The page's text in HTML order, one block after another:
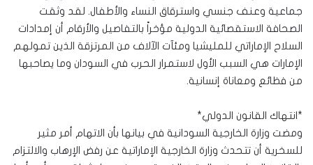
جماعية وعنف جنسي واسترقاق النساء والأطفال. لقد وثقت
الصحافة الاستقصائية الدولية مؤخراً بالتفاصيل والأرقام أن إمدادات
السلاح الإماراتي للمليشيا ومئآت الآلاف من المرتزقة الذين تمولهم
الإمارات هي السبب الأول لاستمرار الحرب في السودان وما يصاحبها
من فظائع ومعاناة إنسانية.
*انتهاك القانون الدولي*
ومضت وزارة الخارجية السودانية في بيانها بأن الاتهام أمر مثير
للسخرية أن تتحدث وزارة الخارجية الإماراتية عن رفض الإرهاب والالتزام